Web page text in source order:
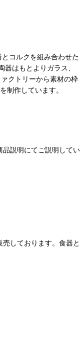
コルクを組み合わせた
はもとよりガラス、
クトリーから素材の枠
制作しています。
説明にてご説明してい
しております。食器と